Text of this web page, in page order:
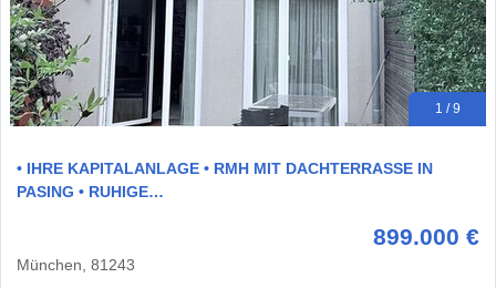
1 / 9
• IHRE KAPITALANLAGE • RMH MIT DACHTERRASSE IN
PASING • RUHIGE…
899.000 €
München, 81243